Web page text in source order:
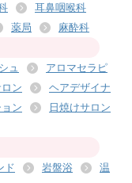
耳鼻咽喉科
薬局 麻酔科
ュ
アロマセラピ
ン
ヘアデザイナ
ン
日焼けサロン
ド 岩盤浴
温